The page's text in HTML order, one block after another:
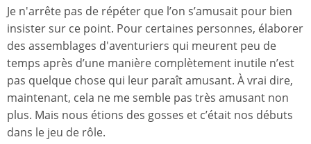
Je n'arrête pas de répéter que l’on s’amusait pour bien
insister sur ce point. Pour certaines personnes, élaborer
des assemblages d'aventuriers qui meurent peu de
temps après d’une manière complètement inutile n’est
pas quelque chose qui leur paraît amusant. À vrai dire,
maintenant, cela ne me semble pas très amusant non
plus. Mais nous étions des gosses et c’était nos débuts
dans le jeu de rôle.